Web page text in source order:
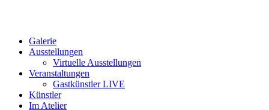
Galerie
Ausstellungen
Virtuelle Ausstellungen
Veranstaltungen
Gastkünstler LIVE
Künstler
Im Atelier